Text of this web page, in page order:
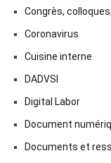
Congrès,
Coronavirus
Cuisine interne
DADVSI
Digital Labor
Document
Documents et